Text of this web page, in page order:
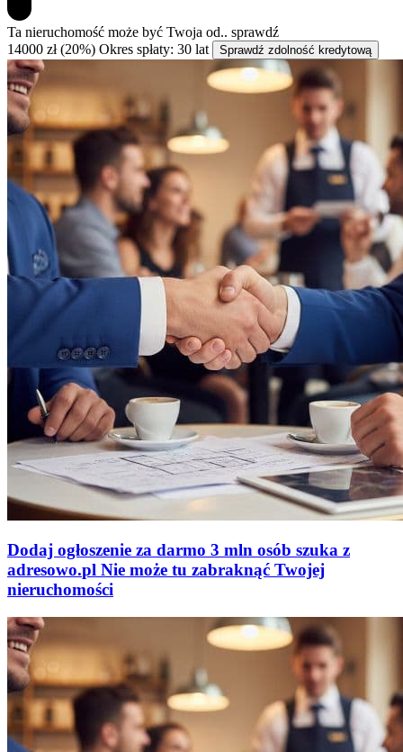
Ta nieruchomość może być Twoja od.. sprawdź
14000 zł (20%) Okres spłaty: 30 lat Sprawdź zdolność kredytową
Dodaj ogłoszenie za darmo 3 mln osób szuka z
adresowo.pl Nie może tu zabraknąć Twojej
nieruchomości